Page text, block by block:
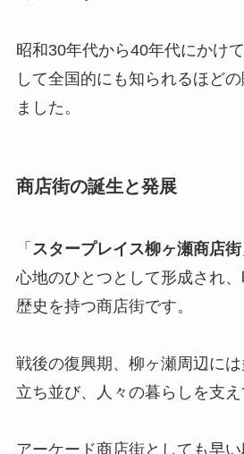
昭和30年代から40年代にかけ
して全国的にも知られるほど
ました。
商店街の誕生と発展
「 スタープレイス柳ヶ瀬商店街
心地のひとつとして形成され
歴史を持つ商店街です。
戦後の復興期、柳ヶ瀬周辺に
立ち並び、人々の暮らしを支え
アーケード商店街としても早